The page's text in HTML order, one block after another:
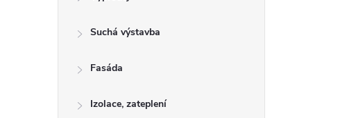
Suchá výstavba
Fasáda
Izolace, zateplení